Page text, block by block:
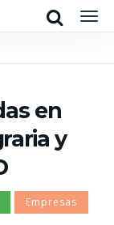
Search
en
y
Empresas